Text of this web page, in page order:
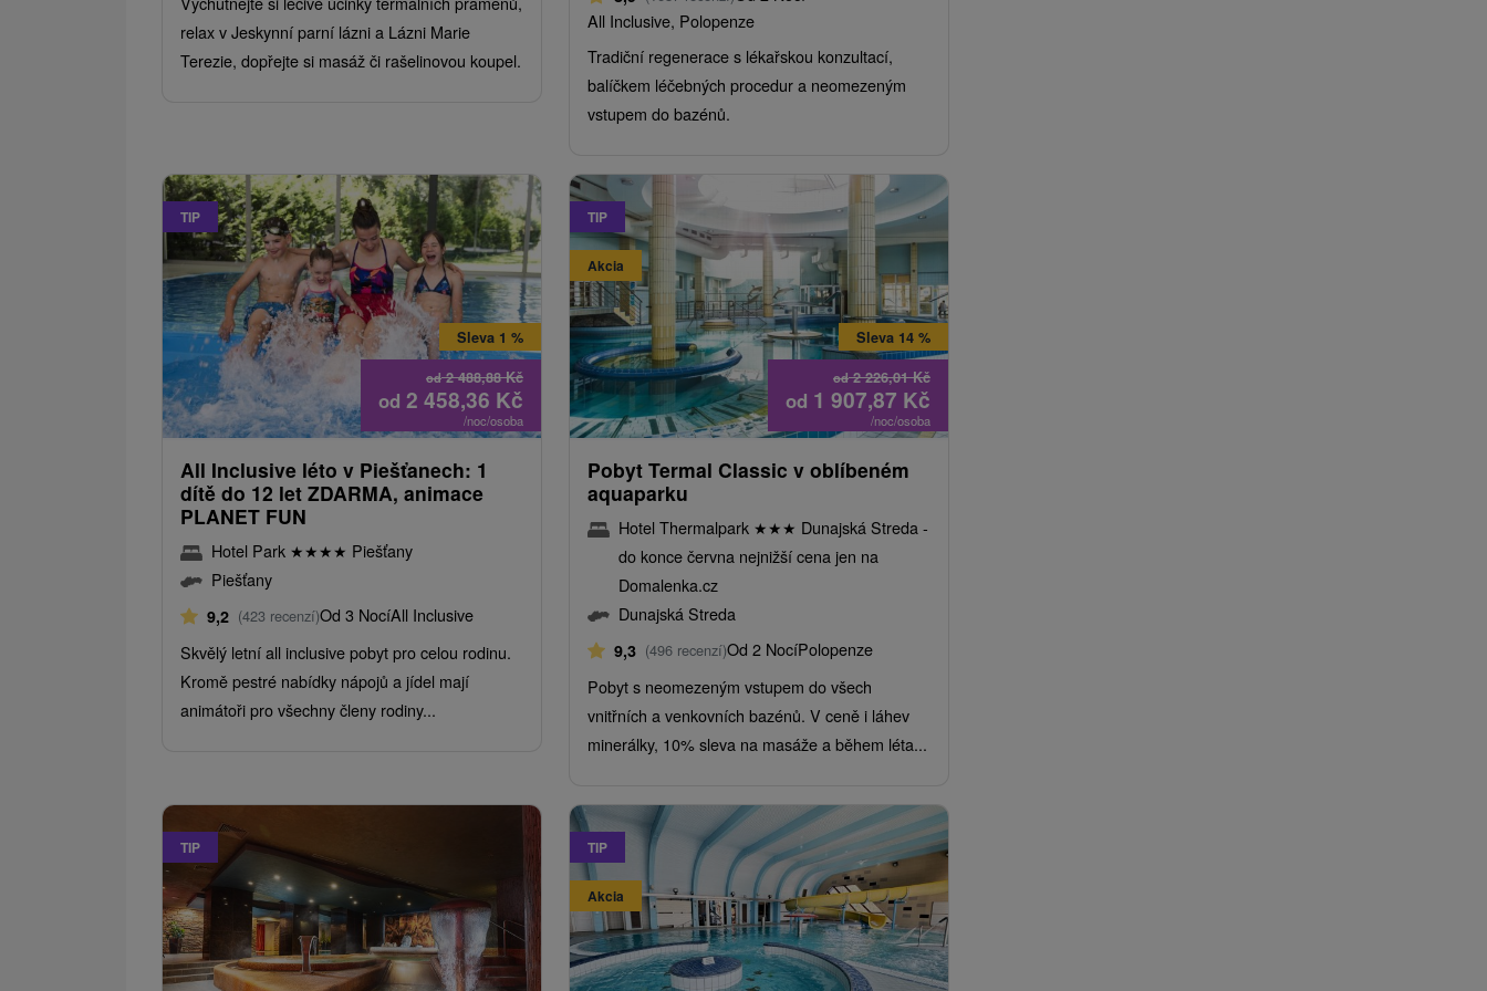
relax v Jeskynní parní lázni a Lázni Marie
Terezie, dopřejte si masáž či rašelinovou koupel.
All Inclusive, Polopenze
Tradiční regenerace s lékařskou konzultací,
balíčkem léčebných procedur a neomezeným
vstupem do bazénů.
TIP
od2 488,88Kč
Sleva 1 %
od 2 458,36 Kč
/noc/osoba
All Inclusive léto v Piešťanech: 1
dítě do 12 let ZDARMA, animace
PLANET FUN
Hotel Park ★★★★ Piešťany
Piešťany
9,2 (423 recenzí)Od 3 NocíAll Inclusive
Skvělý letní all inclusive pobyt pro celou rodinu.
Kromě pestré nabídky nápojů a jídel mají
animátoři pro všechny členy rodiny...
TIP
Akcia
od2 226,01Kč
Sleva 14 %
od 1 907,87 Kč
/noc/osoba
Pobyt Termal Classic v oblíbeném
aquaparku
Hotel Thermalpark ★★★ Dunajská Streda -
do konce června nejnižší cena jen na
Domalenka.cz
Dunajská Streda
9,3 (496 recenzí)Od 2 NocíPolopenze
Pobyt s neomezeným vstupem do všech
vnitřních a venkovních bazénů. V ceně i láhev
minerálky, 10% sleva na masáže a během léta...
TIP TIP
Akcia